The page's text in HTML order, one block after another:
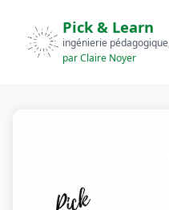
Pick & Learn
ingénierie
par Claire Noyer